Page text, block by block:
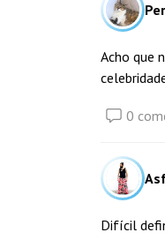
Acho que
0
Difícil